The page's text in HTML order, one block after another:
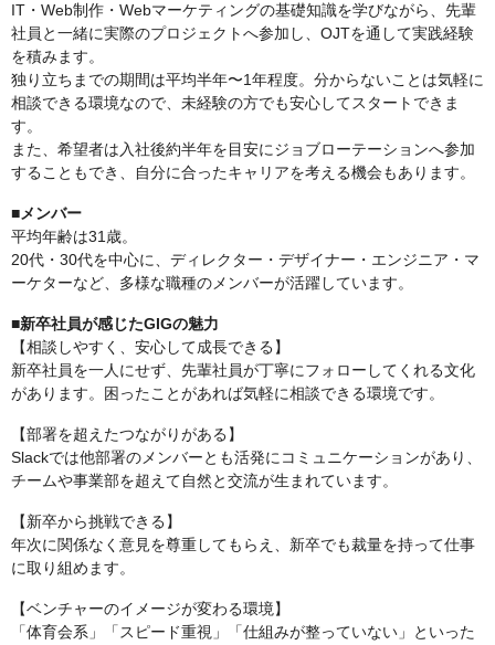
IT・Web制作・Webマーケティングの基礎知識を学びながら、先輩
社員と一緒に実際のプロジェクトへ参加し、OJTを通して実践経験
を積みます。
独り立ちまでの期間は平均半年〜1年程度。分からないことは気軽に
相談できる環境なので、未経験の方でも安心してスタートできま
す。
また、希望者は入社後約半年を目安にジョブローテーションへ参加
することもでき、自分に合ったキャリアを考える機会もあります。
■メンバー
平均年齢は31歳。
20代・30代を中心に、ディレクター・デザイナー・エンジニア・マ
ーケターなど、多様な職種のメンバーが活躍しています。
■新卒社員が感じたGIGの魅力
【相談しやすく、安心して成長できる】
新卒社員を一人にせず、先輩社員が丁寧にフォローしてくれる文化
があります。困ったことがあれば気軽に相談できる環境です。
【部署を超えたつながりがある】
Slackでは他部署のメンバーとも活発にコミュニケーションがあり、
チームや事業部を超えて自然と交流が生まれています。
【新卒から挑戦できる】
年次に関係なく意見を尊重してもらえ、新卒でも裁量を持って仕事
に取り組めます。
【ベンチャーのイメージが変わる環境】
「体育会系」「スピード重視」「仕組みが整っていない」といった